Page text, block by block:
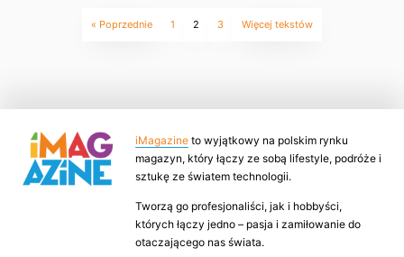
« Poprzednie 1 2 3 Więcej tekstów
iMagazine to wyjątkowy na polskim rynku
magazyn, który łączy ze sobą lifestyle, podróże i
sztukę ze światem technologii.
Tworzą go profesjonaliści, jak i hobbyści,
których łączy jedno – pasja i zamiłowanie do
otaczającego nas świata.